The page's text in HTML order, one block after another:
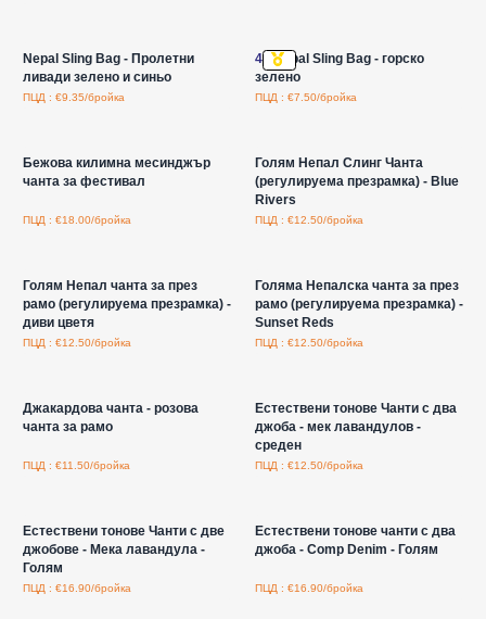
Nepal Sling Bag - Пролетни
ливади зелено и синьо
ПЦД : €9.35/бройка
4x Nepal Sling Bag - горско
зелено
ПЦД : €7.50/бройка
Бежова килимна месинджър
чанта за фестивал
ПЦД : €18.00/бройка
Голям Непал Слинг Чанта
(регулируема презрамка) - Blue
Rivers
ПЦД : €12.50/бройка
Голям Непал чанта за през
рамо (регулируема презрамка) -
диви цветя
ПЦД : €12.50/бройка
Голяма Непалска чанта за през
рамо (регулируема презрамка) -
Sunset Reds
ПЦД : €12.50/бройка
Джакардова чанта - розова
чанта за рамо
ПЦД : €11.50/бройка
Естествени тонове Чанти с два
джоба - мек лавандулов -
среден
ПЦД : €12.50/бройка
Естествени тонове Чанти с две
джобове - Мека лавандула -
Голям
ПЦД : €16.90/бройка
Естествени тонове чанти с два
джоба - Comp Denim - Голям
ПЦД : €16.90/бройка